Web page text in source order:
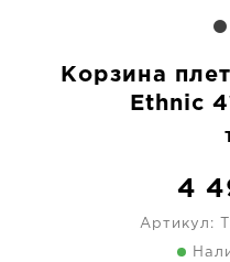
Корзина
Ethnic
4
Артикул: